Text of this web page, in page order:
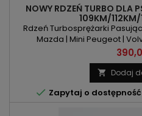
NOWY RDZEŃ TURBO DLA
109KM/112KM/
Rdzeń Turbosprężarki
Mazda | Mini Peugeot |
1.6D/Di/HDI/TDCI MOC: 109KM |
|82kW |
Cena
 Dodaj
 Zapytaj o